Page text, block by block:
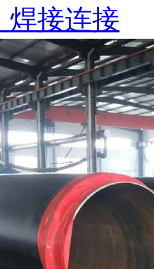
焊接连接